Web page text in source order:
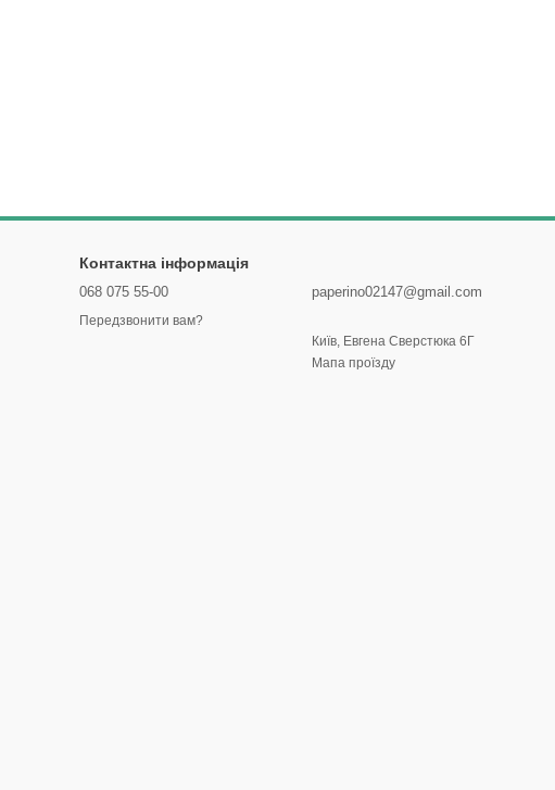
Контактна інформація
068 075 55-00
Передзвонити вам?
paperino02147@gmail.com
Київ, Евгена Сверстюка 6Г
Мапа проїзду